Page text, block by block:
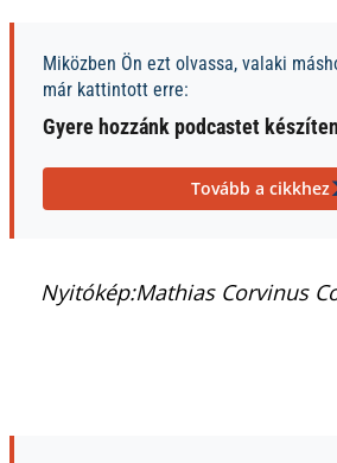
Miközben Ön ezt olvassa, valaki
már kattintott erre:
Gyere hozzánk podcastet
Tovább a cikkhez
Nyitókép:Mathias Corvinus